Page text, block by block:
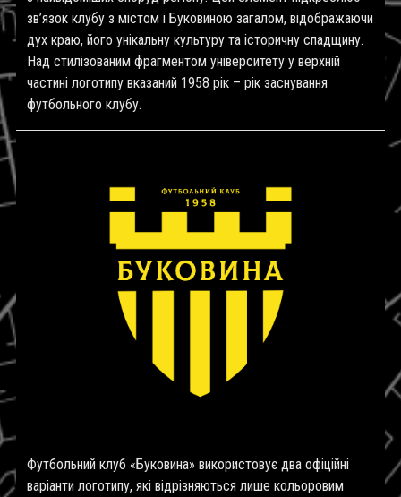
зв’язок клубу з містом і Буковиною загалом, відображаючи
дух краю, його унікальну культуру та історичну спадщину.
Над стилізованим фрагментом університету у верхній
частині логотипу вказаний 1958 рік – рік заснування
футбольного клубу.
Футбольний клуб «Буковина» використовує два офіційні
варіанти логотипу, які відрізняються лише кольоровим